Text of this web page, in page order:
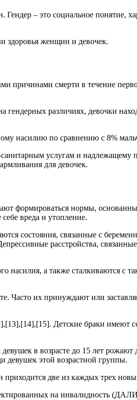
– это социальное понятие,
здоровья женщин и девочек.
смерти в течение
различиях, девочки
насилию по сравнению с 8%
услугам и
для девочек.
формироваться нормы,
вреда и утопление.
состояния, связанные с
расстройства,
насилия, а также сталкиваются с
Часто их принуждают или
Детские браки имеют
в возрасте до 15 лет
девушек этой возрастной группы.
приходится две из каждых трех
на инвалидность